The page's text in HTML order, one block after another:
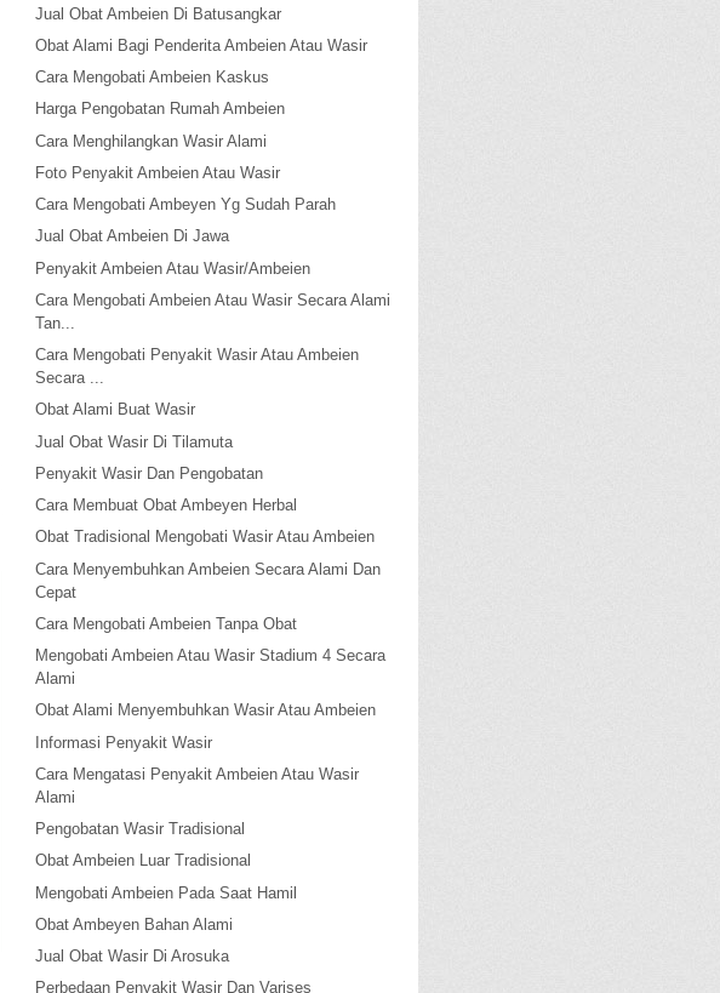
Jual Obat Ambeien Di Batusangkar
Obat Alami Bagi Penderita Ambeien Atau Wasir
Cara Mengobati Ambeien Kaskus
Harga Pengobatan Rumah Ambeien
Cara Menghilangkan Wasir Alami
Foto Penyakit Ambeien Atau Wasir
Cara Mengobati Ambeyen Yg Sudah Parah
Jual Obat Ambeien Di Jawa
Penyakit Ambeien Atau Wasir/Ambeien
Cara Mengobati Ambeien Atau Wasir Secara Alami
Tan...
Cara Mengobati Penyakit Wasir Atau Ambeien
Secara ...
Obat Alami Buat Wasir
Jual Obat Wasir Di Tilamuta
Penyakit Wasir Dan Pengobatan
Cara Membuat Obat Ambeyen Herbal
Obat Tradisional Mengobati Wasir Atau Ambeien
Cara Menyembuhkan Ambeien Secara Alami Dan
Cepat
Cara Mengobati Ambeien Tanpa Obat
Mengobati Ambeien Atau Wasir Stadium 4 Secara
Alami
Obat Alami Menyembuhkan Wasir Atau Ambeien
Informasi Penyakit Wasir
Cara Mengatasi Penyakit Ambeien Atau Wasir
Alami
Pengobatan Wasir Tradisional
Obat Ambeien Luar Tradisional
Mengobati Ambeien Pada Saat Hamil
Obat Ambeyen Bahan Alami
Jual Obat Wasir Di Arosuka
Perbedaan Penyakit Wasir Dan Varises